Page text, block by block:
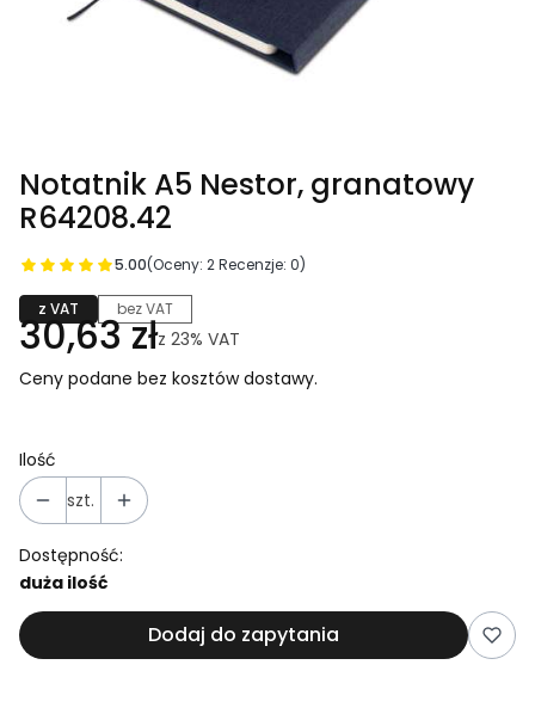
Notatnik A5 Nestor, granatowy
R64208.42
5.00(Oceny: 2 Recenzje: 0)
z VAT bez VAT
30,63 złz 23% VAT
Ceny podane bez kosztów dostawy.
Ilość
szt.
Dostępność:
duża ilość
Dodaj do zapytania